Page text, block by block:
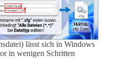
lässt sich in Windows
in wenigen Schritten